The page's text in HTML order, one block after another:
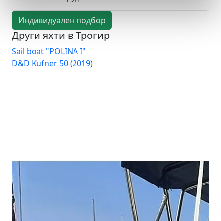
Индивидуален подбор
Други яхти в Трогир
Sail boat "POLINA I"
D&D Kufner 50 (2019)